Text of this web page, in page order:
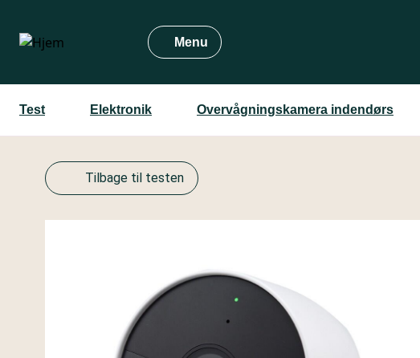
hovedindhold
Menu
Test Elektronik Overvågningskamera indendørs
Tilbage til testen